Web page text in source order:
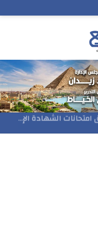
مدير تعليم البحر الاحمر يتابع انطلاق امتحانات الشهادة الإعدادية ويؤكد: الانضباط